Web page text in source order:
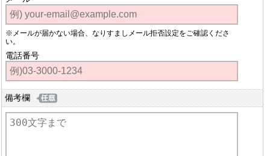
※メールが届かない場合、なりすましメール拒否設定をご確認くださ
い。
電話番号
備考欄